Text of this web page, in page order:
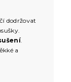
dodržovat
.
a